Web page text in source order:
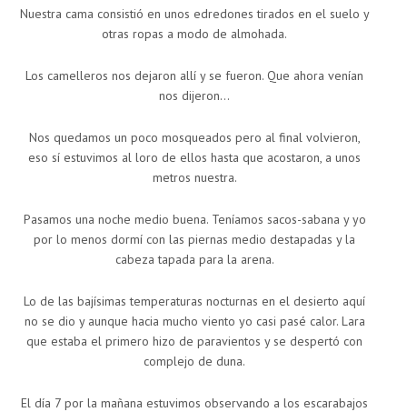
Nuestra cama consistió en unos edredones tirados en el suelo y
otras ropas a modo de almohada.
Los camelleros nos dejaron allí y se fueron. Que ahora venían
nos dijeron…
Nos quedamos un poco mosqueados pero al final volvieron,
eso sí estuvimos al loro de ellos hasta que acostaron, a unos
metros nuestra.
Pasamos una noche medio buena. Teníamos sacos-sabana y yo
por lo menos dormí con las piernas medio destapadas y la
cabeza tapada para la arena.
Lo de las bajísimas temperaturas nocturnas en el desierto aquí
no se dio y aunque hacia mucho viento yo casi pasé calor. Lara
que estaba el primero hizo de paravientos y se despertó con
complejo de duna.
El día 7 por la mañana estuvimos observando a los escarabajos